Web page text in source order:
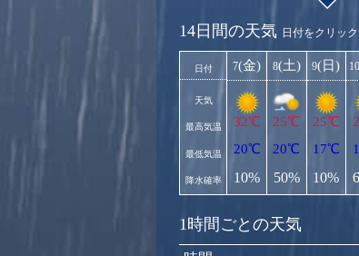
14日間の天気 日付をクリッ
日付
天気
最高気温
最低気温
降水確率
7(金)
32℃
20℃
10%
8(土)
25℃
20℃
50%
9(日)
25℃
17℃
10%
1時間ごとの天気